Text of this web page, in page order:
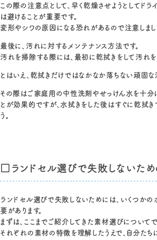
この際の注意点として、早く乾燥させようとしてドラ
は避けることが重要です。
変形やシワの原因になる恐れがあるので注意しまし
最後に、汚れに対するメンテナンス方法です。
汚れを掃除する際には、最初に乾拭きをして汚れを
とはいえ、乾拭きだけではなかなか落ちない頑固な
その際はご家庭用の中性洗剤やせっけん水を十分
とが効果的ですが、水拭きをした後はすぐに乾拭き
う。
□ランドセル選びで失敗しないため
ランドセル選びで失敗しないためには、いくつかの
要があります。
まずは、ここまでご紹介してきた素材選びについてで
それぞれの素材の特徴を理解したうえで、自分たち